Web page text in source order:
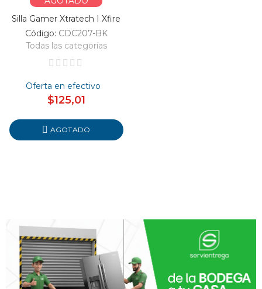
Silla Gamer Xtratech I Xfire
Código: CDC207-BK
Todas las categorías
Oferta en efectivo
$125,01
AGOTADO